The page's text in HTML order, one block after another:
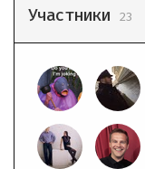
Участники 23